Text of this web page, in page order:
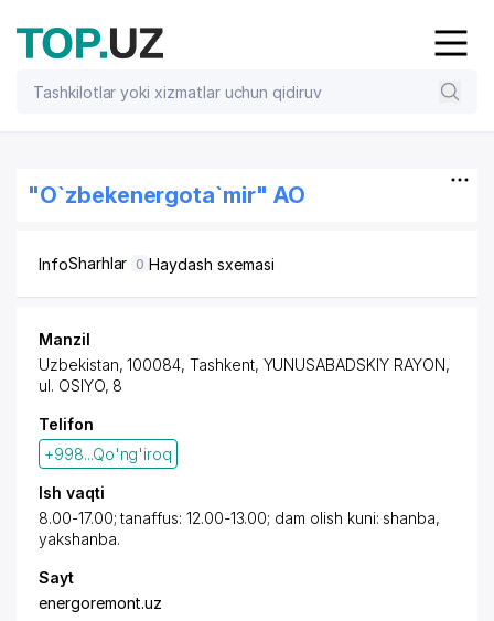
"O`zbekenergota`mir" AO
InfoSharhlar 0 Haydash sxemasi
Manzil
Uzbekistan, 100084, Tashkent, YUNUSABADSKIY RAYON,
ul. OSIYO, 8
Telifon
+998...Qo'ng'iroq
Ish vaqti
8.00-17.00; tanaffus: 12.00-13.00; dam olish kuni: shanba,
yakshanba.
Sayt
energoremont.uz